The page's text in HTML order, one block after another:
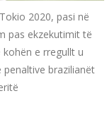
2020, pasi në
pas ekzekutimit të
kohën e rregullt u
brazilianët